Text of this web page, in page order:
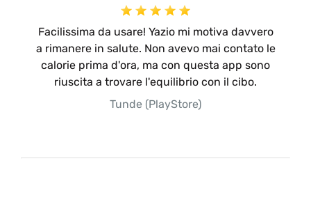
Facilissima da usare! Yazio mi motiva davvero
a rimanere in salute. Non avevo mai contato le
calorie prima d'ora, ma con questa app sono
riuscita a trovare l'equilibrio con il cibo.
Tunde (PlayStore)